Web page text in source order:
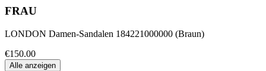
FRAU
LONDON Damen-Sandalen 184221000000 (Braun)
€150.00
Alle anzeigen